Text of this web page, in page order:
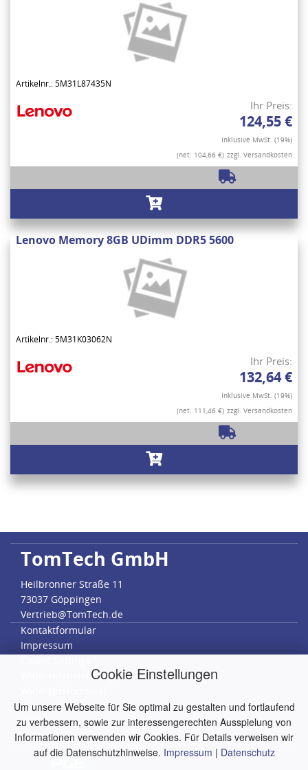
Cookie Einstellungen
Um unsere Webseite für Sie optimal zu gestalten und fortlaufend
zu verbessern, sowie zur interessengerechten Ausspielung von
Informationen verwenden wir Cookies. Für Details verweisen wir
auf die Datenschutzhinweise. Impressum | Datenschutz
Artikelnr.: 5M31L87435N
Ihr Preis:
124,55 €
Inklusive MwSt. (19%)
(net. 104,66 €) zzgl. Versandkosten
Lenovo Memory 8GB UDimm DDR5 5600
Artikelnr.: 5M31K03062N
Ihr Preis:
132,64 €
Inklusive MwSt. (19%)
(net. 111,46 €) zzgl. Versandkosten
TomTech GmbH
Heilbronner Straße 11
73037 Göppingen
Vertrieb@TomTech.de
Kontaktformular
Impressum
Widerrufsbelehrung
Datenschutz
AGB
RMA